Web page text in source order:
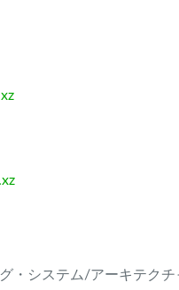
・システム/アーキテクチ